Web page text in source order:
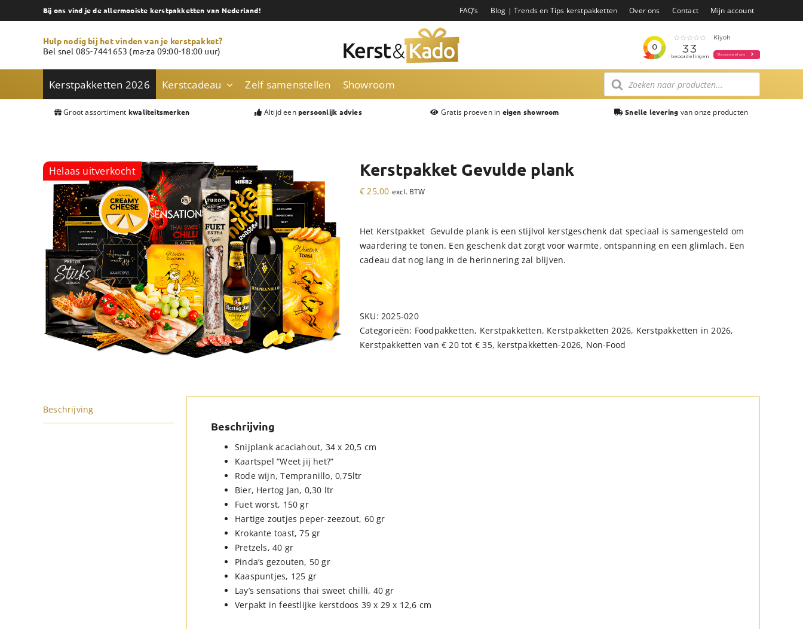
to
Bij ons vind je de allermooiste kerstpakketten van Nederland! FAQ’s Blog | Trends en Tips kerstpakketten Over ons Contact Mijn account
Hulp nodig bij het vinden van je kerstpakket?
Bel snel 085-7441653 (ma-za 09:00-18:00 uur)
Kerstpakketten 2026 Kerstcadeau Zelf samenstellen Showroom
Producten
zoeken
Groot assortiment kwaliteitsmerken Altijd een persoonlijk advies Gratis proeven in eigen showroom Snelle levering van onze producten
Helaas uitverkocht Kerstpakket Gevulde plank
€ 25,00 excl. BTW
Het Kerstpakket Gevulde plank is een stijlvol kerstgeschenk dat speciaal is samengesteld om
waardering te tonen. Een geschenk dat zorgt voor warmte, ontspanning en een glimlach. Een
cadeau dat nog lang in de herinnering zal blijven.
SKU:2025-020
Categorieën: Foodpakketten, Kerstpakketten, Kerstpakketten 2026, Kerstpakketten in 2026,
Kerstpakketten van € 20 tot € 35, kerstpakketten-2026, Non-Food
Beschrijving
Beschrijving
Snijplank acaciahout, 34 x 20,5 cm
Kaartspel “Weet jij het?”
Rode wijn, Tempranillo, 0,75ltr
Bier, Hertog Jan, 0,30 ltr
Fuet worst, 150 gr
Hartige zoutjes peper-zeezout, 60 gr
Krokante toast, 75 gr
Pretzels, 40 gr
Pinda’s gezouten, 50 gr
Kaaspuntjes, 125 gr
Lay’s sensations thai sweet chilli, 40 gr
Verpakt in feestlijke kerstdoos 39 x 29 x 12,6 cm